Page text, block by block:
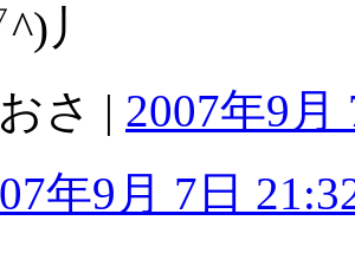
丿
さ | 2007年9月
年9月 7日